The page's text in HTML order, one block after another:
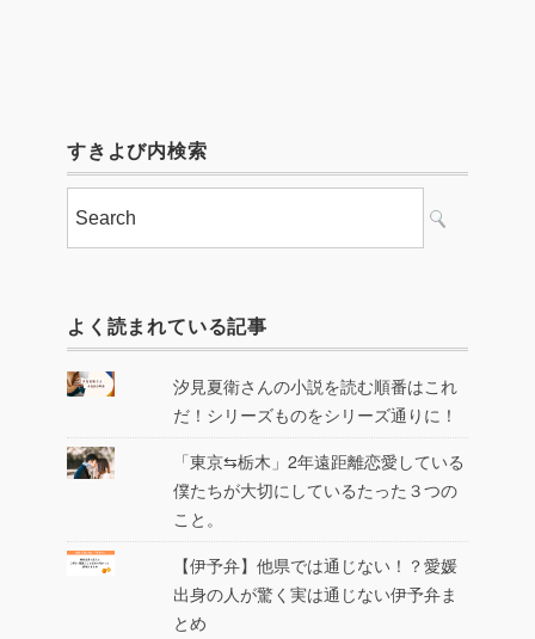
すきよび内検索
よく読まれている記事
汐見夏衛さんの小説を読む順番はこれ
だ！シリーズものをシリーズ通りに！
「東京⇆栃木」2年遠距離恋愛している
僕たちが大切にしているたった３つの
こと。
【伊予弁】他県では通じない！？愛媛
出身の人が驚く実は通じない伊予弁ま
とめ